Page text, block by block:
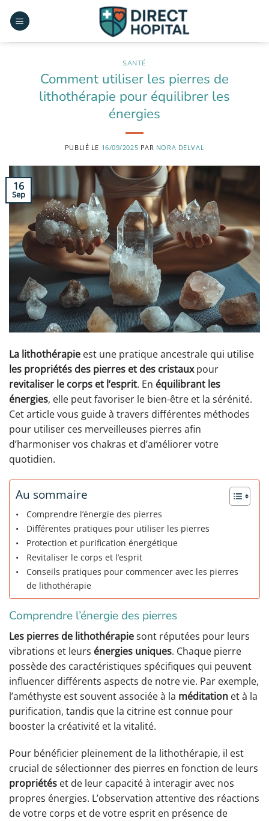
au
SANTÉ
Comment utiliser les pierres de
lithothérapie pour équilibrer les
énergies
PUBLIÉ LE 16/09/2025 PAR NORA DELVAL
16
Sep
La lithothérapie est une pratique ancestrale qui utilise
les propriétés des pierres et des cristauxpour
revitaliser le corps et l’esprit. En équilibrant les
énergies, elle peut favoriser le bien-être et la sérénité.
Cet article vous guide à travers différentes méthodes
pour utiliser ces merveilleuses pierres afin
d’harmoniser vos chakras et d’améliorer votre
quotidien.
Au sommaire
Comprendre l’énergie des pierres
Différentes pratiques pour utiliser les pierres
Protection et purification énergétique
Revitaliser le corps et l’esprit
Conseils pratiques pour commencer avec les pierres
de lithothérapie
Comprendre l’énergie des pierres
Les pierres de lithothérapiesont réputées pour leurs
vibrations et leurs énergies uniques. Chaque pierre
possède des caractéristiques spécifiques qui peuvent
influencer différents aspects de notre vie. Par exemple,
l’améthyste est souvent associée à la méditation et à la
purification, tandis que la citrine est connue pour
booster la créativité et la vitalité.
Pour bénéficier pleinement de la lithothérapie, il est
crucial de sélectionner des pierres en fonction de leurs
propriétés et de leur capacité à interagir avec nos
propres énergies. L’observation attentive des réactions
de votre corps et de votre esprit en présence de